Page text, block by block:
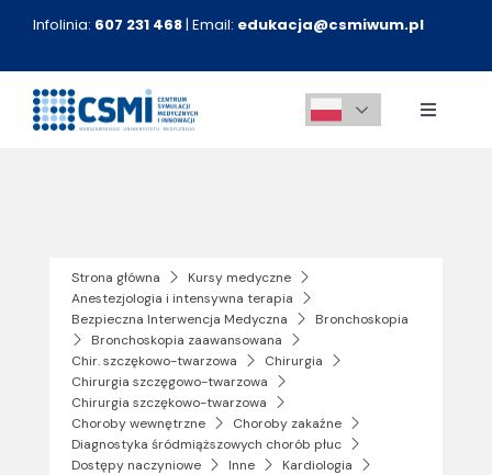
zawartości
Infolinia: 607 231 468| Email: edukacja@csmiwum.pl
Toggle
Kursy medyczne
Innowacje
Kontakt
Strona główna
Kursy medyczne
Anestezjologia i intensywna terapia
Bezpieczna Interwencja Medyczna
Bronchoskopia
Bronchoskopia zaawansowana
Chir. szczękowo-twarzowa
Chirurgia
Chirurgia szczęgowo-twarzowa
Chirurgia szczękowo-twarzowa
Choroby wewnętrzne
Choroby zakaźne
Diagnostyka śródmiąższowych chorób płuc
Dostępy naczyniowe
Inne
Kardiologia